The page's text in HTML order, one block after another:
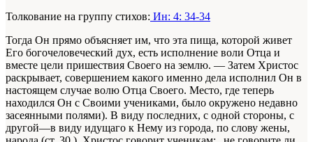
Толкование на группу стихов: Ин: 4: 34-34
Тогда Он прямо объясняет им, что эта пища, которой живет
Его богочеловеческий дух, есть исполнение воли Отца и
вместе цели пришествия Своего на землю. — Затем Христос
раскрывает, совершением какого именно дела исполнил Он в
настоящем случае волю Отца Своего. Место, где теперь
находился Он с Своими учениками, было окружено недавно
засеянными полями). В виду последних, с одной стороны, с
другой—в виду идущаго к Нему из города, по слову жены,